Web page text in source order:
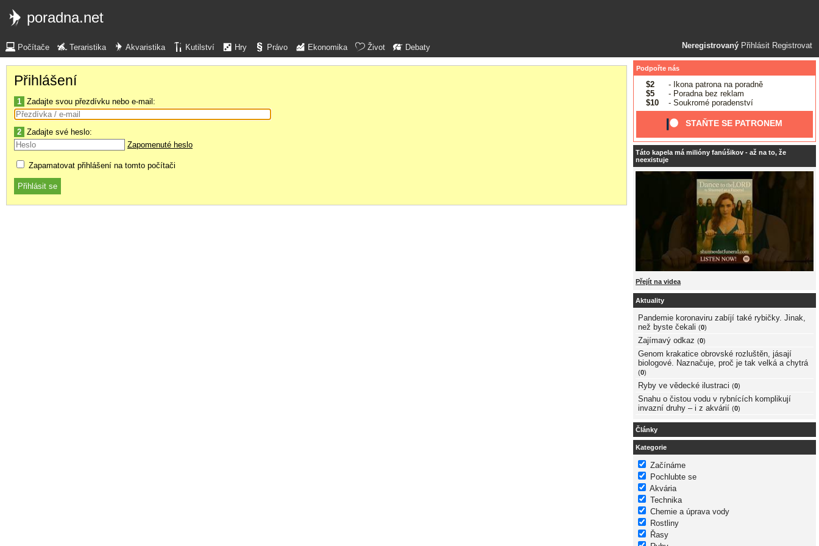
poradna.net
Neregistrovaný Přihlásit Registrovat
Počítače Teraristika Akvaristika Kutilství Hry Právo Ekonomika Život Debaty
Přihlášení
1 Zadajte svou přezdívku nebo e-mail:
2 Zadajte své heslo:
Zapomenuté heslo
Zapamatovat přihlášení na tomto počítači
Podpořte nás
$2
- Ikona patrona na poradně
$5
- Poradna bez reklam
$10
- Soukromé poradenství
STAŇTE SE PATRONEM
Táto kapela má milióny fanúšikov - až na to, že
neexistuje
Přejít na videa
Aktuality
Pandemie koronaviru zabíjí také rybičky. Jinak,
než byste čekali (0)
Zajímavý odkaz (0)
Genom krakatice obrovské rozluštěn, jásají
biologové. Naznačuje, proč je tak velká a chytrá
(0)
Ryby ve vědecké ilustraci (0)
Snahu o čistou vodu v rybnících komplikují
invazní druhy – i z akvárií (0)
Články
Kategorie
Začínáme
Pochlubte se
Akvária
Technika
Chemie a úprava vody
Rostliny
Řasy